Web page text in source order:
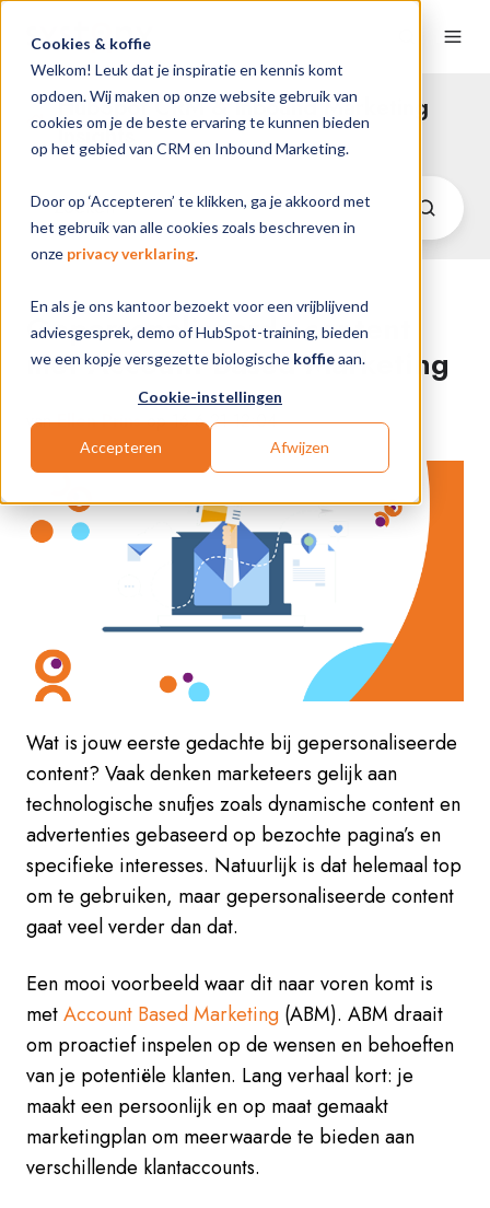
Cookies & koffie
Welkom! Leuk dat je inspiratie en kennis komt
opdoen. Wij maken op onze website gebruik van
cookies om je de beste ervaring te kunnen bieden
op het gebied van CRM en Inbound Marketing.
Door op ‘Accepteren’ te klikken, ga je akkoord met
het gebruik van alle cookies zoals beschreven in
onze privacy verklaring.
En als je ons kantoor bezoekt voor een vrijblijvend
adviesgesprek, demo of HubSpot-training, bieden
we een kopje versgezette biologische koffieaan.
Cookie-instellingen
Accepteren Afwijzen
HubSpot CRM & Inbound Marketing
Insights
Gepersonaliseerde content
met Account Based Marketing
vanEllen Prinsop 16-6-21 12:04
Wat is jouw eerste gedachte bij gepersonaliseerde
content? Vaak denken marketeers gelijk aan
technologische snufjes zoals dynamische content en
advertenties gebaseerd op bezochte pagina’s en
specifieke interesses. Natuurlijk is dat helemaal top
om te gebruiken, maar gepersonaliseerde content
gaat veel verder dan dat.
Een mooi voorbeeld waar dit naar voren komt is
metAccount Based Marketing (ABM). ABM draait
om proactief inspelen op de wensen en behoeften
van je potentiële klanten. Lang verhaal kort: je
maakt een persoonlijk en op maat gemaakt
marketingplan om meerwaarde te bieden aan
verschillende klantaccounts.